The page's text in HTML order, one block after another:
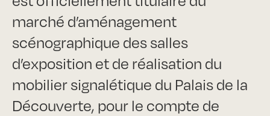
marché d’aménagement
scénographique des salles
d’exposition et de réalisation du
mobilier signalétique du Palais de la
Découverte, pour le compte de